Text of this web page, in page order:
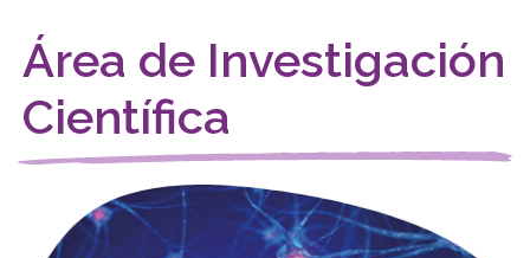
Área de Investigación
Científica